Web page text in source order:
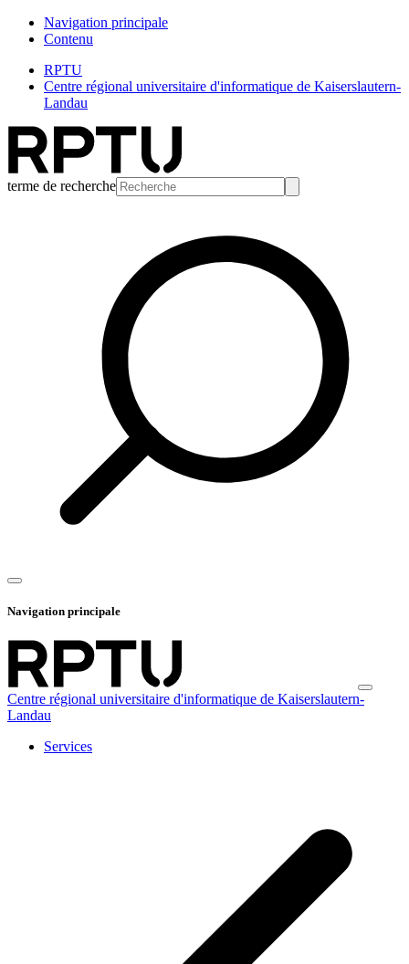
Navigation principale
Contenu
RPTU
Centre régional universitaire d'informatique de Kaiserslautern-
Landau
terme de recherche
Navigation principale
Centre régional universitaire d'informatique de Kaiserslautern-
Landau
Services